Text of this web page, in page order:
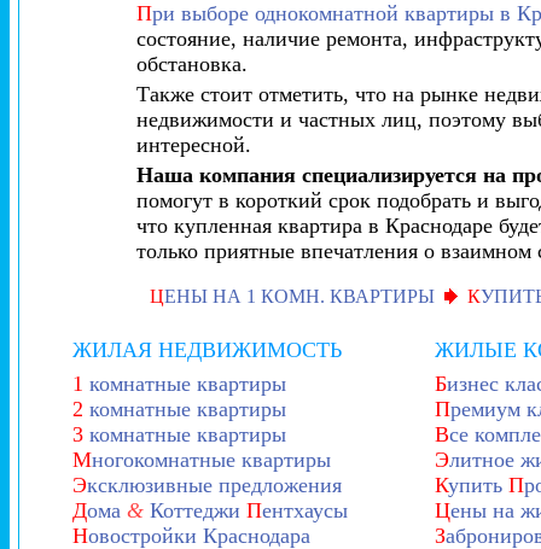
При выборе однокомнатной квартиры в
состояние, наличие ремонта,
обстановка.
Также стоит отметить, что на рынке
недвижимости и частных лиц, поэтому
интересной.
Наша компания специализируется на
помогут в короткий срок подобрать и
что купленная квартира в Краснодаре
только приятные впечатления о взаимном
ЦЕНЫ НА 1 КОМН. КВАРТИРЫ К
ЖИЛАЯ НЕДВИЖИМОСТЬ
1 комнатные квартиры
2 комнатные квартиры
3комнатные квартиры
Многокомнатные квартиры
Эксклюзивные предложения
Дома &Коттеджи Пентхаусы
Новостройки Краснодара
ЖИЛЫЕ
Бизнес
Премиум
Все
Элитное
Купить П
Цены на
З